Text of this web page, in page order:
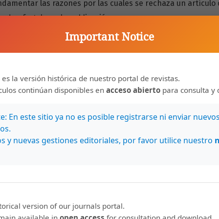
las razones por las cuales se rechaza un
fortalecer la publicación.
utiliza servicios de Google, Duplichecker
Además, solicita a los revisores que estén
forma que hay plagio en un manuscrito.
a aquellos manuscritos que muestran más de un
sección duplicada y se solicita a los autores un
existe plagio de porciones sustanciales del manuscrito,
las organizaciones pertinentes. Para estas situaciones se
por las normas internacionales del Comité de Ética
Ethics-COPE).
Important Notice
es la versión histórica de nuestro portal de revistas.
continúan disponibles en acceso abierto para consulta y
En este sitio ya no es posible registrarse ni enviar nuevos
y nuevas gestiones editoriales, por favor utilice nuestro
version of our journals portal.